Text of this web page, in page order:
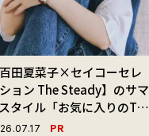
百田夏菜子×セイコーセレ
ョン The Steady】のサマ
タイル「お気に入りのTシ
と最高の時計と。」
PR